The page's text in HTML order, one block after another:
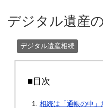
デジタル遺産
デジタル遺産相続
■目次
相続は「通帳の中」